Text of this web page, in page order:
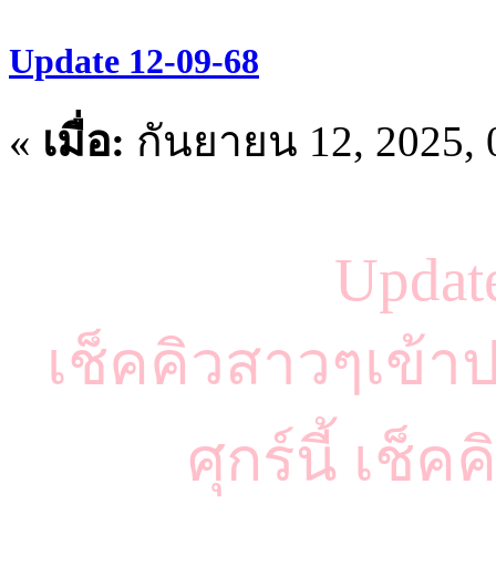
Update 12-09-68
« เมื่อ: กันยายน 12, 2025,
เช็คคิวสาวๆเข้า
ศุกร์นี้ เช็ค